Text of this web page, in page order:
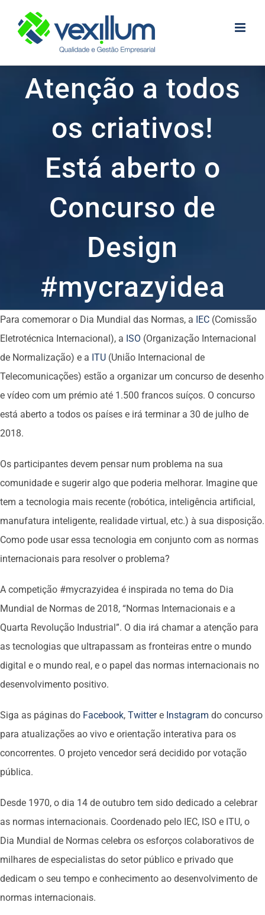
content
Atenção a todos
os criativos!
Está aberto o
Concurso de
Design
#mycrazyidea
Para comemorar o Dia Mundial das Normas, a IEC (Comissão
Eletrotécnica Internacional), a ISO (Organização Internacional
de Normalização) e a ITU (União Internacional de
Telecomunicações) estão a organizar um concurso de desenho
e vídeo com um prémio até 1.500 francos suíços. O concurso
está aberto a todos os países e irá terminar a 30 de julho de
2018.
Os participantes devem pensar num problema na sua
comunidade e sugerir algo que poderia melhorar. Imagine que
tem a tecnologia mais recente (robótica, inteligência artificial,
manufatura inteligente, realidade virtual, etc.) à sua disposição.
Como pode usar essa tecnologia em conjunto com as normas
internacionais para resolver o problema?
A competição #mycrazyidea é inspirada no tema do Dia
Mundial de Normas de 2018, “Normas Internacionais e a
Quarta Revolução Industrial”. O dia irá chamar a atenção para
as tecnologias que ultrapassam as fronteiras entre o mundo
digital e o mundo real, e o papel das normas internacionais no
desenvolvimento positivo.
Siga as páginas do Facebook, Twittere Instagram do concurso
para atualizações ao vivo e orientação interativa para os
concorrentes. O projeto vencedor será decidido por votação
pública.
Desde 1970, o dia 14 de outubro tem sido dedicado a celebrar
as normas internacionais. Coordenado pelo IEC, ISO e ITU, o
Dia Mundial de Normas celebra os esforços colaborativos de
milhares de especialistas do setor público e privado que
dedicam o seu tempo e conhecimento ao desenvolvimento de
normas internacionais.